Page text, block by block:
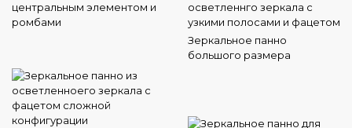
центральным элементом и
ромбами
Зеркальное панно
большого размера